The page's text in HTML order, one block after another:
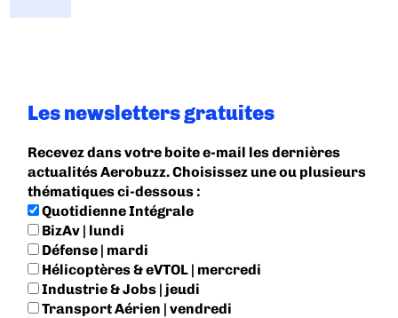
Les newsletters gratuites
Recevez dans votre boite e-mail les dernières
actualités Aerobuzz. Choisissez une ou plusieurs
thématiques ci-dessous :
Quotidienne Intégrale
BizAv | lundi
Défense | mardi
Hélicoptères & eVTOL | mercredi
Industrie & Jobs | jeudi
Transport Aérien | vendredi